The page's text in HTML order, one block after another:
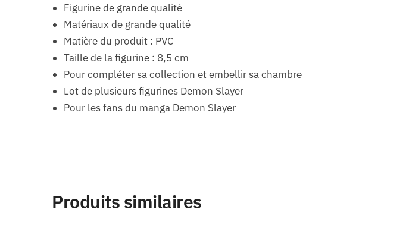
Figurine de grande qualité
Matériaux de grande qualité
Matière du produit : PVC
Taille de la figurine : 8,5 cm
Pour compléter sa collection et embellir sa chambre
Lot de plusieurs figurines Demon Slayer
Pour les fans du manga Demon Slayer
Produits similaires